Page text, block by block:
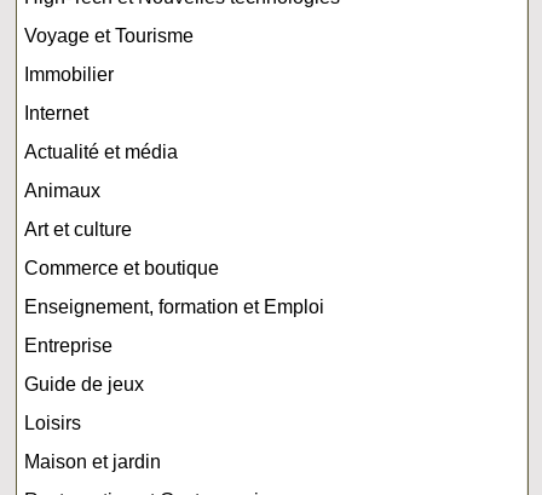
Voyage et Tourisme
Immobilier
Internet
Actualité et média
Animaux
Art et culture
Commerce et boutique
Enseignement, formation et Emploi
Entreprise
Guide de jeux
Loisirs
Maison et jardin